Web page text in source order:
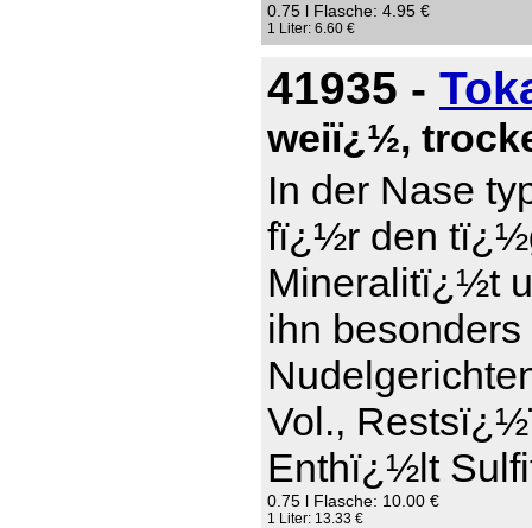
0.75 l Flasche: 4.95 €
1 Liter: 6.60 €
41935 -
weiï¿½,
In der Nase
fï¿½r den
Mineralitï¿½t
ihn
Vol.,
Enthï¿½lt
0.75 l Flasche: 10.00 €
1 Liter: 13.33 €